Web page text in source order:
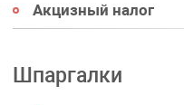
Акцизный налог
Шпаргалки